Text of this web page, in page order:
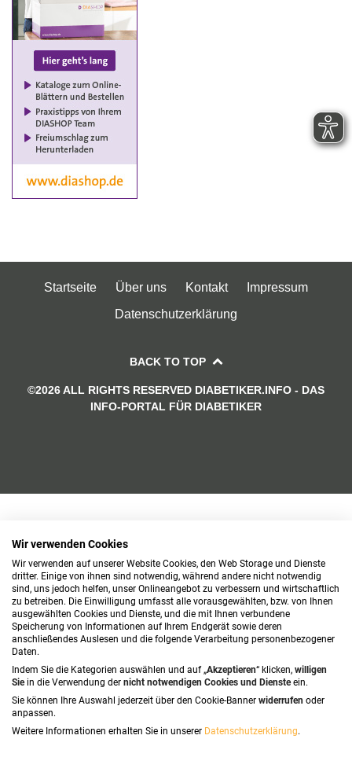
Startseite Über uns Kontakt
Impressum
Datenschutzerklärung
BACK TO TOP
©2026 ALL RIGHTS RESERVED DIABETIKER.INFO - DAS
INFO-PORTAL FÜR DIABETIKER
Wir verwenden Cookies
Wir verwenden auf unserer Website Cookies, den Web Storage und Dienste
dritter. Einige von ihnen sind notwendig, während andere nicht notwendig
sind, uns jedoch helfen, unser Onlineangebot zu verbessern und wirtschaftlich
zu betreiben. Die Einwilligung umfasst alle vorausgewählten, bzw. von Ihnen
ausgewählten Cookies und Dienste, und die mit Ihnen verbundene
Speicherung von Informationen auf Ihrem Endgerät sowie deren
anschließendes Auslesen und die folgende Verarbeitung personenbezogener
Daten.
Indem Sie die Kategorien auswählen und auf „Akzeptieren“ klicken, willigen
Sie in die Verwendung der nicht notwendigen Cookies und Diensteein.
Sie können Ihre Auswahl jederzeit über den Cookie-Banner widerrufen oder
anpassen.
Weitere Informationen erhalten Sie in unserer Datenschutzerklärung.